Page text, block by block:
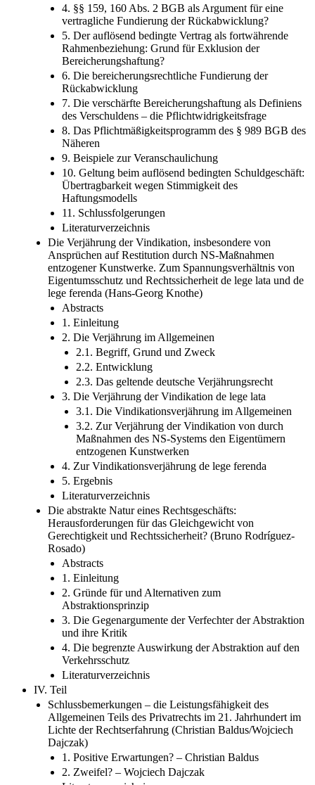
4. §§ 159, 160 Abs. 2 BGB als Argument für eine
vertragliche Fundierung der Rückabwicklung?
5. Der auflösend bedingte Vertrag als fortwährende
Rahmenbeziehung: Grund für Exklusion der
Bereicherungshaftung?
6. Die bereicherungsrechtliche Fundierung der
Rückabwicklung
7. Die verschärfte Bereicherungshaftung als Definiens
des Verschuldens – die Pflichtwidrigkeitsfrage
8. Das Pflichtmäßigkeitsprogramm des § 989 BGB des
Näheren
9. Beispiele zur Veranschaulichung
10. Geltung beim auflösend bedingten Schuldgeschäft:
Übertragbarkeit wegen Stimmigkeit des
Haftungsmodells
11. Schlussfolgerungen
Literaturverzeichnis
Die Verjährung der Vindikation, insbesondere von
Ansprüchen auf Restitution durch NS-Maßnahmen
entzogener Kunstwerke. Zum Spannungsverhältnis von
Eigentumsschutz und Rechtssicherheit de lege lata und de
lege ferenda (Hans-Georg Knothe)
Abstracts
1. Einleitung
2. Die Verjährung im Allgemeinen
2.1. Begriff, Grund und Zweck
2.2. Entwicklung
2.3. Das geltende deutsche Verjährungsrecht
3. Die Verjährung der Vindikation de lege lata
3.1. Die Vindikationsverjährung im Allgemeinen
3.2. Zur Verjährung der Vindikation von durch
Maßnahmen des NS-Systems den Eigentümern
entzogenen Kunstwerken
4. Zur Vindikationsverjährung de lege ferenda
5. Ergebnis
Literaturverzeichnis
Die abstrakte Natur eines Rechtsgeschäfts:
Herausforderungen für das Gleichgewicht von
Gerechtigkeit und Rechtssicherheit? (Bruno Rodríguez-
Rosado)
Abstracts
1. Einleitung
2. Gründe für und Alternativen zum
Abstraktionsprinzip
3. Die Gegenargumente der Verfechter der Abstraktion
und ihre Kritik
4. Die begrenzte Auswirkung der Abstraktion auf den
Verkehrsschutz
Literaturverzeichnis
IV. Teil
Schlussbemerkungen – die Leistungsfähigkeit des
Allgemeinen Teils des Privatrechts im 21. Jahrhundert im
Lichte der Rechtserfahrung (Christian Baldus/Wojciech
Dajczak)
1. Positive Erwartungen? – Christian Baldus
2. Zweifel? – Wojciech Dajczak